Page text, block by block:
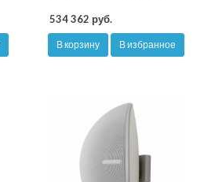
534 362 руб.
В корзину В избранное